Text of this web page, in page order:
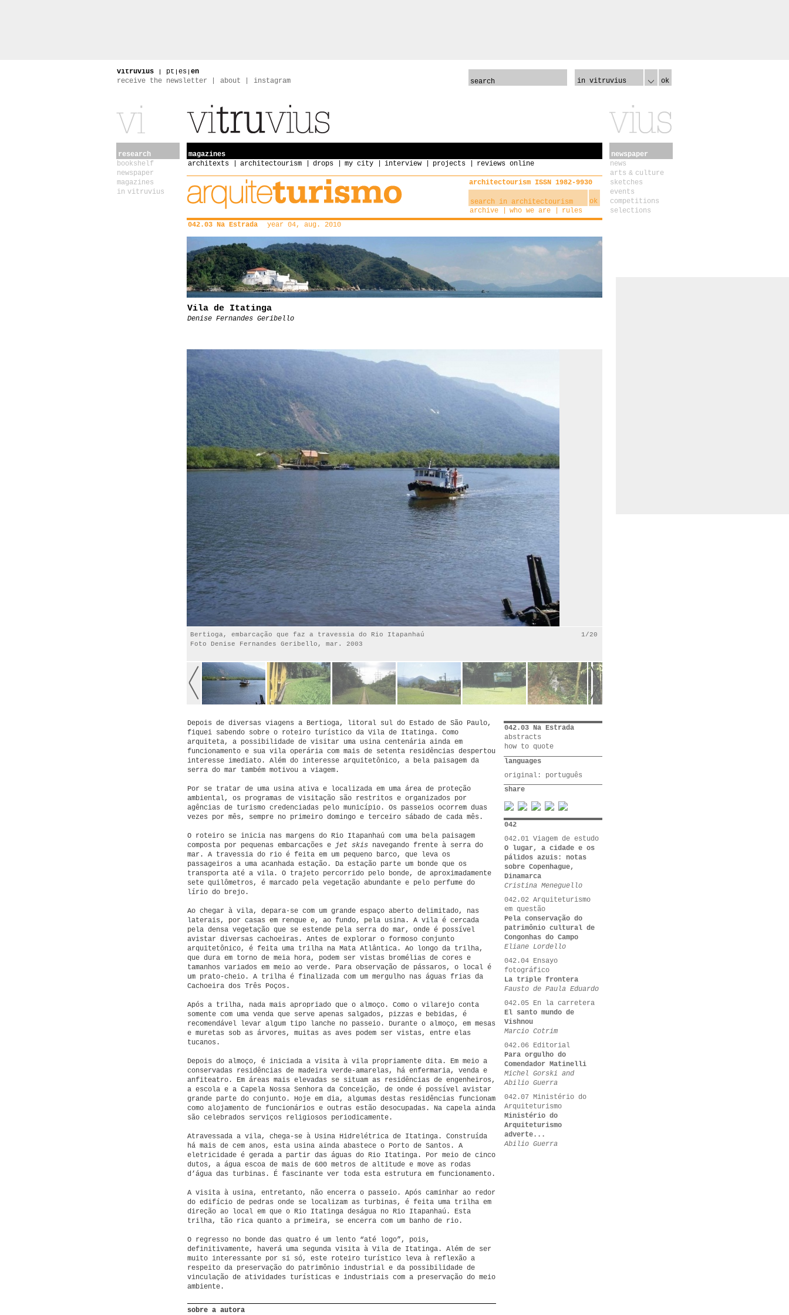
vitruvius | pt | es | en
receive the newsletter
about instagram in vitruvius ok
research
bookshelf
newspaper
magazines
in vitruvius
magazines
architexts
architectourism drops my city interview projects reviews online
architectourism ISSN 1982-9930
ok
archive
who we are
rules
042.03 Na Estrada
year 04, aug. 2010
Vila de Itatinga
Denise Fernandes Geribello
Bertioga, embarcação que faz a travessia do Rio Itapanhaú
Foto Denise Fernandes Geribello, mar. 2003
1/20
Depois de diversas viagens a Bertioga, litoral sul do Estado de São Paulo,
fiquei sabendo sobre o roteiro turístico da Vila de Itatinga. Como
arquiteta, a possibilidade de visitar uma usina centenária ainda em
funcionamento e sua vila operária com mais de setenta residências despertou
interesse imediato. Além do interesse arquitetônico, a bela paisagem da
serra do mar também motivou a viagem.
Por se tratar de uma usina ativa e localizada em uma área de proteção
ambiental, os programas de visitação são restritos e organizados por
agências de turismo credenciadas pelo município. Os passeios ocorrem duas
vezes por mês, sempre no primeiro domingo e terceiro sábado de cada mês.
O roteiro se inicia nas margens do Rio Itapanhaú com uma bela paisagem
composta por pequenas embarcações e
jet skis navegando frente à serra do
mar. A travessia do rio é feita em um pequeno barco, que leva os
passageiros a uma acanhada estação. Da estação parte um bonde que os
transporta até a vila. O trajeto percorrido pelo bonde, de aproximadamente
sete quilômetros, é marcado pela vegetação abundante e pelo perfume do
lírio do brejo.
Ao chegar à vila, depara-se com um grande espaço aberto delimitado, nas
laterais, por casas em renque e, ao fundo, pela usina. A vila é cercada
pela densa vegetação que se estende pela serra do mar, onde é possível
avistar diversas cachoeiras. Antes de explorar o formoso conjunto
arquitetônico, é feita uma trilha na Mata Atlântica. Ao longo da trilha,
que dura em torno de meia hora, podem ser vistas bromélias de cores e
tamanhos variados em meio ao verde. Para observação de pássaros, o local é
um prato-cheio. A trilha é finalizada com um mergulho nas águas frias da
Cachoeira dos Três Poços.
Após a trilha, nada mais apropriado que o almoço. Como o vilarejo conta
somente com uma venda que serve apenas salgados, pizzas e bebidas, é
recomendável levar algum tipo lanche no passeio. Durante o almoço, em mesas
e muretas sob as árvores, muitas as aves podem ser vistas, entre elas
tucanos.
Depois do almoço, é iniciada a visita à vila propriamente dita. Em meio a
conservadas residências de madeira verde-amarelas, há enfermaria, venda e
anfiteatro. Em áreas mais elevadas se situam as residências de engenheiros,
a escola e a Capela Nossa Senhora da Conceição, de onde é possível avistar
grande parte do conjunto. Hoje em dia, algumas destas residências funcionam
como alojamento de funcionários e outras estão desocupadas. Na capela ainda
são celebrados serviços religiosos periodicamente.
Atravessada a vila, chega-se à Usina Hidrelétrica de Itatinga. Construída
há mais de cem anos, esta usina ainda abastece o Porto de Santos. A
eletricidade é gerada a partir das águas do Rio Itatinga. Por meio de cinco
dutos, a água escoa de mais de 600 metros de altitude e move as rodas
d’água das turbinas. É fascinante ver toda esta estrutura em funcionamento.
A visita à usina, entretanto, não encerra o passeio. Após caminhar ao redor
do edifício de pedras onde se localizam as turbinas, é feita uma trilha em
direção ao local em que o Rio Itatinga deságua no Rio Itapanhaú. Esta
trilha, tão rica quanto a primeira, se encerra com um banho de rio.
O regresso no bonde das quatro é um lento “até logo”, pois,
definitivamente, haverá uma segunda visita à Vila de Itatinga. Além de ser
muito interessante por si só, este roteiro turístico leva à reflexão a
respeito da preservação do patrimônio industrial e da possibilidade de
vinculação de atividades turísticas e industriais com a preservação do meio
ambiente.
sobre a autora
042.03 Na Estrada
abstracts
how to quote
languages
original: português
share
042
042.01 Viagem de estudo
O lugar, a cidade e os
pálidos azuis: notas
sobre Copenhague,
Dinamarca
Cristina Meneguello
042.02 Arquiteturismo
em questão
Pela conservação do
patrimônio cultural de
Congonhas do Campo
Eliane Lordello
042.04 Ensayo
fotográfico
La triple frontera
Fausto de Paula Eduardo
042.05 En la carretera
El santo mundo de
Vishnou
Marcio Cotrim
042.06 Editorial
Para orgulho do
Comendador Matinelli
Michel Gorski and
Abilio Guerra
042.07 Ministério do
Arquiteturismo
Ministério do
Arquiteturismo
adverte...
Abilio Guerra
newspaper
news
arts & culture
sketches
events
competitions
selections